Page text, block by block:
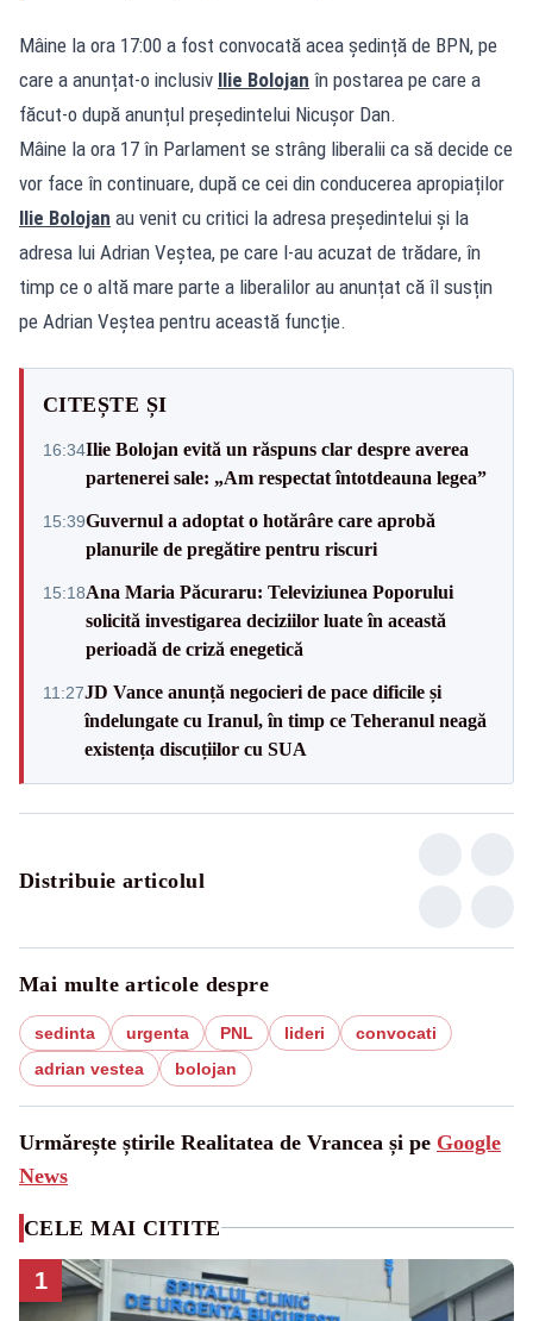
Mâine la ora 17:00 a fost convocată acea ședință de BPN, pe
care a anunțat-o inclusiv Ilie Bolojan în postarea pe care a
făcut-o după anunțul președintelui Nicușor Dan.
Mâine la ora 17 în Parlament se strâng liberalii ca să decide ce
vor face în continuare, după ce cei din conducerea apropiaților
Ilie Bolojan au venit cu critici la adresa președintelui și la
adresa lui Adrian Veștea, pe care l-au acuzat de trădare, în
timp ce o altă mare parte a liberalilor au anunțat că îl susțin
pe Adrian Veștea pentru această funcție.
CITEȘTE ȘI
16:34Ilie Bolojan evită un răspuns clar despre averea
partenerei sale: „Am respectat întotdeauna legea”
15:39Guvernul a adoptat o hotărâre care aprobă
planurile de pregătire pentru riscuri
15:18Ana Maria Păcuraru: Televiziunea Poporului
solicită investigarea deciziilor luate în această
perioadă de criză enegetică
11:27JD Vance anunță negocieri de pace dificile și
îndelungate cu Iranul, în timp ce Teheranul neagă
existența discuțiilor cu SUA
Distribuie articolul
Mai multe articole despre
sedinta urgenta PNL lideri
convocati
adrian vestea
bolojan
Urmărește știrile Realitatea de Vrancea și pe Google
News
CELE MAI CITITE
1